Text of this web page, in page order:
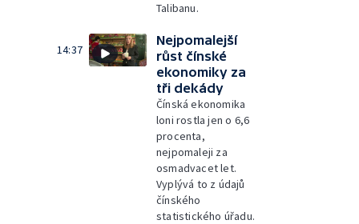
Talibanu.
14:37
Nejpomalejší
růst čínské
ekonomiky za
tři dekády
Čínská ekonomika
loni rostla jen o 6,6
procenta,
nejpomaleji za
osmadvacet let.
Vyplývá to z údajů
čínského
statistického úřadu.